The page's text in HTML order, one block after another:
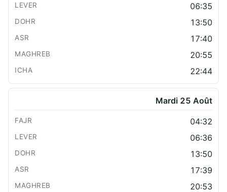
06:35
13:50
17:40
20:55
22:44
Mardi 25 Août
04:32
06:36
13:50
17:39
20:53